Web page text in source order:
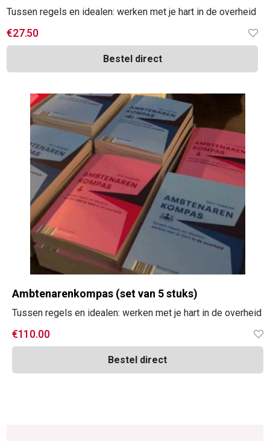
Tussen regels en idealen: werken met je hart in de overheid
€27.50
Bestel direct
Ambtenarenkompas (set van 5 stuks)
Tussen regels en idealen: werken met je hart in de overheid
€110.00
Bestel direct